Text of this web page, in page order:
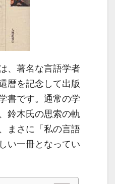
、著名な言語学者
暦を記念して出版
書です。通常の学
鈴木氏の思索の軌
まさに「私の言語
い一冊となってい